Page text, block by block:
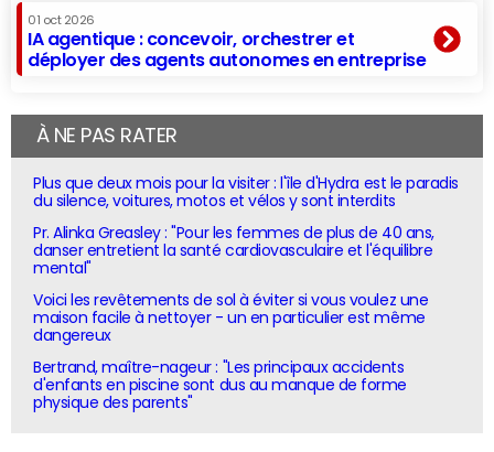
01 oct 2026
IA agentique : concevoir, orchestrer et
déployer des agents autonomes en entreprise
À NE PAS RATER
Plus que deux mois pour la visiter : l'île d'Hydra est le paradis
du silence, voitures, motos et vélos y sont interdits
Pr. Alinka Greasley : "Pour les femmes de plus de 40 ans,
danser entretient la santé cardiovasculaire et l'équilibre
mental"
Voici les revêtements de sol à éviter si vous voulez une
maison facile à nettoyer - un en particulier est même
dangereux
Bertrand, maître-nageur : "Les principaux accidents
d'enfants en piscine sont dus au manque de forme
physique des parents"